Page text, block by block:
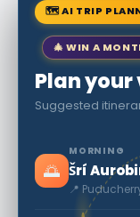
🗺 AI TRIP
🎄 WIN A
Plan
Suggested
🌅
MORNING
Šrí
📍